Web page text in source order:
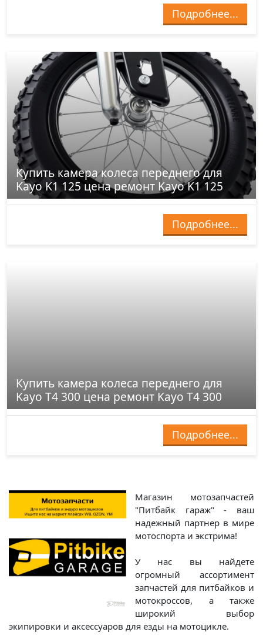
Подробнее...
Купить камера колеса переднего для
Kayo K1 125 цена ремонт Kayo K1 125
Подробнее...
Купить камера колеса переднего для
Kayo T4 300 цена ремонт Kayo T4 300
Подробнее...
Магазин мотозапчастей
"Питбайк гараж" - ваш
надежный партнер в мире
мотоспорта и экстрима!
У нас вы найдете
огромный ассортимент
запчастей для питбайков и
мотокроссов, а также
широкий выбор
экипировки и аксессуаров для езды на мотоцикле.